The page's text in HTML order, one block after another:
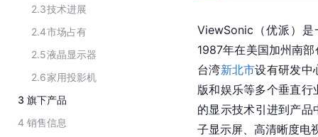
2.3技术进展
2.4市场占有
2.5液晶显示器
2.6家用投影机
3 旗下产品
4 销售信息
ViewSonic（优派）
1987年在美国加州南
台湾新北市设有研发中
版和娱乐等多个垂直
的显示技术引进到产
子显示屏、高清晰度电